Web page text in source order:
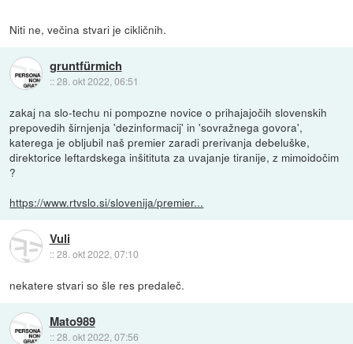
Niti ne, večina stvari je cikličnih.
gruntfürmich
::28. okt 2022, 06:51
zakaj na slo-techu ni pompozne novice o prihajajočih slovenskih
prepovedih širnjenja 'dezinformacij' in 'sovražnega govora',
katerega je obljubil naš premier zaradi prerivanja debeluške,
direktorice leftardskega inšitituta za uvajanje tiranije, z mimoidočim
?
https://www.rtvslo.si/slovenija/premier...
Vuli
::28. okt 2022, 07:10
nekatere stvari so šle res predaleč.
Mato989
::28. okt 2022, 07:56